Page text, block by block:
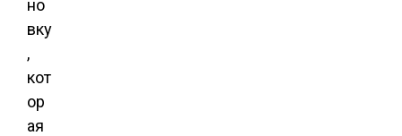
но
вку
,
кот
ор
ая